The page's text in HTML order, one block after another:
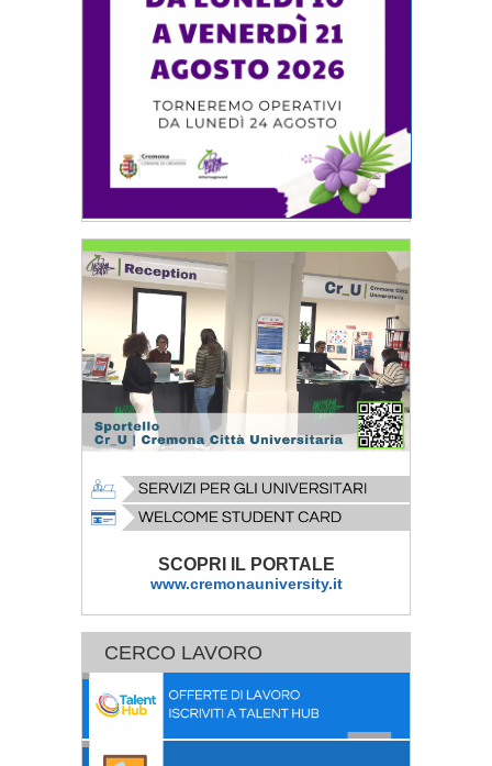
SCOPRI IL PORTALE
www.cremonauniversity.it
CERCO LAVORO